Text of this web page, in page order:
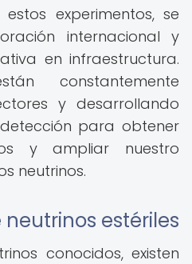
experimentos, se
internacional y
en infraestructura.
constantemente
y desarrollando
para obtener
y ampliar nuestro
neutrinos.
estériles
conocidos, existen